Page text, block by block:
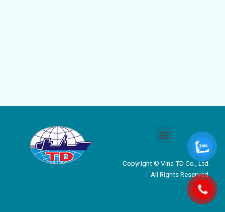
Menu
Copyright © Vina TD Co., Ltd.
︱All Rights Reserved.